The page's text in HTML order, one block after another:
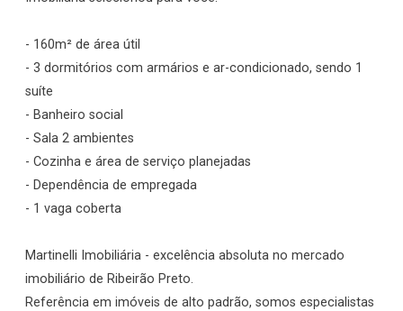
- 160m² de área útil
- 3 dormitórios com armários e ar-condicionado, sendo 1
suíte
- Banheiro social
- Sala 2 ambientes
- Cozinha e área de serviço planejadas
- Dependência de empregada
- 1 vaga coberta
Martinelli Imobiliária - excelência absoluta no mercado
imobiliário de Ribeirão Preto.
Referência em imóveis de alto padrão, somos especialistas